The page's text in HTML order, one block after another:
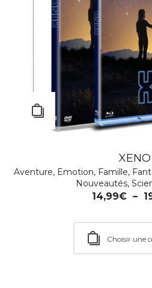
XENO
Aventure, Emotion, Famille,
Nouveautés,
14,99€ –
Choisir une